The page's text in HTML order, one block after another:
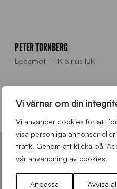
Vi värnar om din
Vi använder cookies för att
visa personliga annonser
trafik. Genom att klicka på
vår användning av cookies.
Anpassa Avvisa
PETER TORNBERG
Ledamot – IK Sirius IBK
070-3040656
KLUBBEN